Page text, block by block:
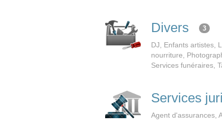
Divers 3
DJ, Enfants artistes,
nourriture,
Services funéraires,
Services
Agent d'assurances,